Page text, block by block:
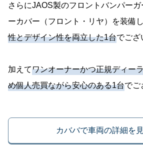
さらにJAOS製のフロントバンパー
ーカバー（フロント・リヤ）を装備し
性とデザイン性を両立した1台でござ
加えてワンオーナーかつ正規ディー
め個人売買ながら安心のある1台でご
カババで車両の詳細を